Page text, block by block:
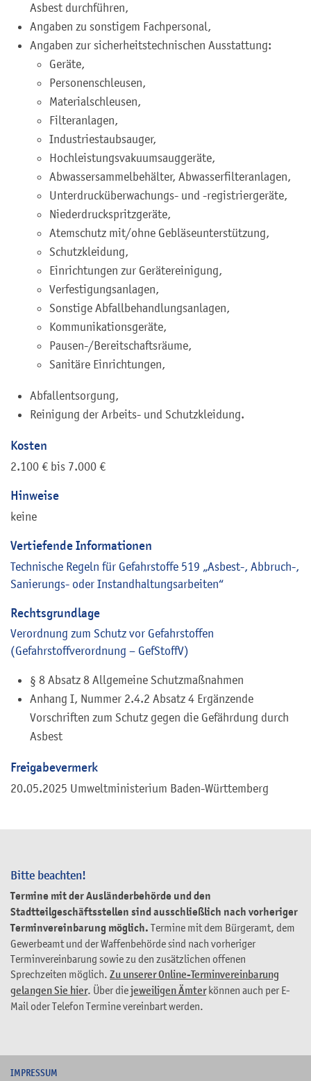
Bitte beachten!
Termine mit der Ausländerbehörde und den
Stadtteilgeschäftsstellen sind ausschließlich nach vorheriger
Terminvereinbarung möglich. Termine mit dem Bürgeramt, dem
Gewerbeamt und der Waffenbehörde sind nach vorheriger
Terminvereinbarung sowie zu den zusätzlichen offenen
Sprechzeiten möglich. Zu unserer Online-Terminvereinbarung
gelangen Sie hier. Über diejeweiligen Ämterkönnen auch per E-
Mail oder Telefon Termine vereinbart werden.
Asbest durchführen,
Angaben zu sonstigem Fachpersonal,
Angaben zur sicherheitstechnischen Ausstattung:
Geräte,
Personenschleusen,
Materialschleusen,
Filteranlagen,
Industriestaubsauger,
Hochleistungsvakuumsauggeräte,
Abwassersammelbehälter, Abwasserfilteranlagen,
Unterdrucküberwachungs- und -registriergeräte,
Niederdruckspritzgeräte,
Atemschutz mit/ohne Gebläseunterstützung,
Schutzkleidung,
Einrichtungen zur Gerätereinigung,
Verfestigungsanlagen,
Sonstige Abfallbehandlungsanlagen,
Kommunikationsgeräte,
Pausen-/Bereitschaftsräume,
Sanitäre Einrichtungen,
Abfallentsorgung,
Reinigung der Arbeits- und Schutzkleidung.
Kosten
2.100 € bis 7.000 €
Hinweise
keine
Vertiefende Informationen
Technische Regeln für Gefahrstoffe 519 „Asbest-, Abbruch-,
Sanierungs- oder Instandhaltungsarbeiten“
Rechtsgrundlage
Verordnung zum Schutz vor Gefahrstoffen
(Gefahrstoffverordnung – GefStoffV)
§ 8 Absatz 8 Allgemeine Schutzmaßnahmen
Anhang I, Nummer 2.4.2 Absatz 4 Ergänzende
Vorschriften zum Schutz gegen die Gefährdung durch
Asbest
Freigabevermerk
20.05.2025 Umweltministerium Baden-Württemberg
IMPRESSUM